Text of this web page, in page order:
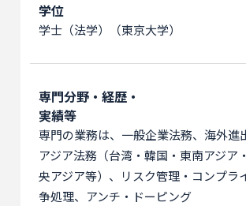
学位
学士（法学）（東京大学）
専門分野・経歴・
実績等
専門の業務は、一般企業法務、海外進
アジア法務（台湾・韓国・東南アジア
央アジア等）、リスク管理・コンプラ
争処理、アンチ・ドーピング